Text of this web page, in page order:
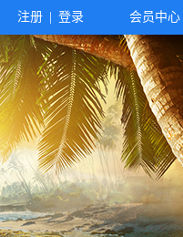
注册 登录 会员中心